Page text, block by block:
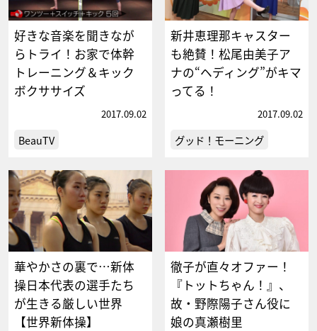
好きな音楽を聞きなが
らトライ！お家で体幹
トレーニング＆キック
ボクササイズ
2017.09.02
BeauTV
新井恵理那キャスター
も絶賛！松尾由美子ア
ナの“ヘディング”がキマ
ってる！
2017.09.02
グッド！モーニング
華やかさの裏で…新体
操日本代表の選手たち
が生きる厳しい世界
【世界新体操】
徹子が直々オファー！
『トットちゃん！』、
故・野際陽子さん役に
娘の真瀬樹里